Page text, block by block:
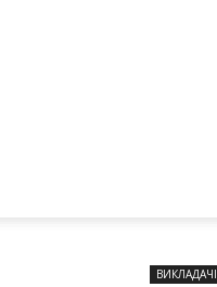
ВИКЛАДАЧІ